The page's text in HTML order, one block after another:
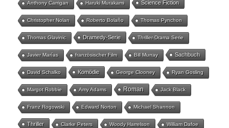
Anthony Carrigan Haruki Murakami Science Fiction
Christopher Nolan Roberto Bolaño Thomas Pynchon
Thomas Glavinic Dramedy-Serie Thriller-Drama Serie
Javier Marías französischer Film Bill Murray Sachbuch
David Schalko Komödie George Clooney Ryan Gosling
Margot Robbie Amy Adams Roman Jack Black
Franz Rogowski Edward Norton Michael Shannon
Thriller Clarke Peters Woody Harrelson William Dafoe